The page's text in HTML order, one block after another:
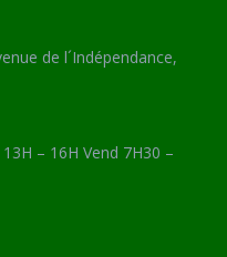
de l´Indépendance,
– 16H Vend 7H30 –